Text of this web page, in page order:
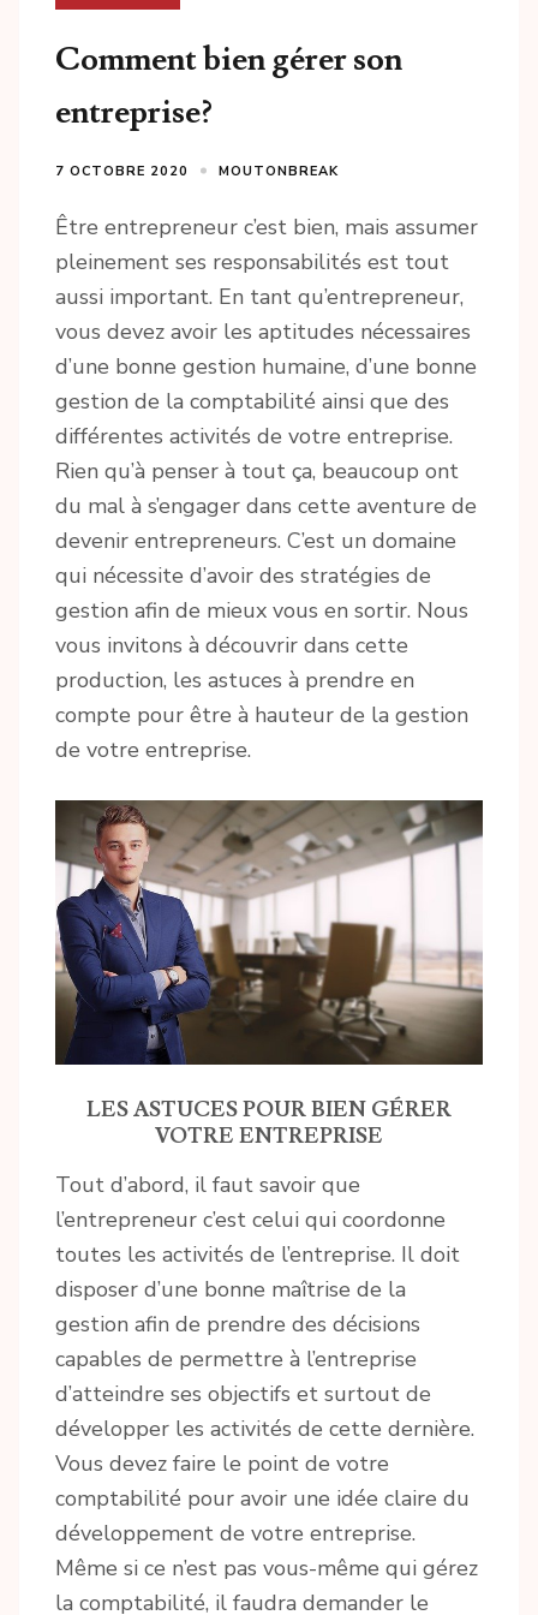
Comment bien gérer son
entreprise?
7 OCTOBRE 2020 MOUTONBREAK
Être entrepreneur c’est bien, mais assumer
pleinement ses responsabilités est tout
aussi important. En tant qu’entrepreneur,
vous devez avoir les aptitudes nécessaires
d’une bonne gestion humaine, d’une bonne
gestion de la comptabilité ainsi que des
différentes activités de votre entreprise.
Rien qu’à penser à tout ça, beaucoup ont
du mal à s’engager dans cette aventure de
devenir entrepreneurs. C’est un domaine
qui nécessite d’avoir des stratégies de
gestion afin de mieux vous en sortir. Nous
vous invitons à découvrir dans cette
production, les astuces à prendre en
compte pour être à hauteur de la gestion
de votre entreprise.
LES ASTUCES POUR BIEN GÉRER
VOTRE ENTREPRISE
Tout d’abord, il faut savoir que
l’entrepreneur c’est celui qui coordonne
toutes les activités de l’entreprise. Il doit
disposer d’une bonne maîtrise de la
gestion afin de prendre des décisions
capables de permettre à l’entreprise
d’atteindre ses objectifs et surtout de
développer les activités de cette dernière.
Vous devez faire le point de votre
comptabilité pour avoir une idée claire du
développement de votre entreprise.
Même si ce n’est pas vous-même qui gérez
la comptabilité, il faudra demander le